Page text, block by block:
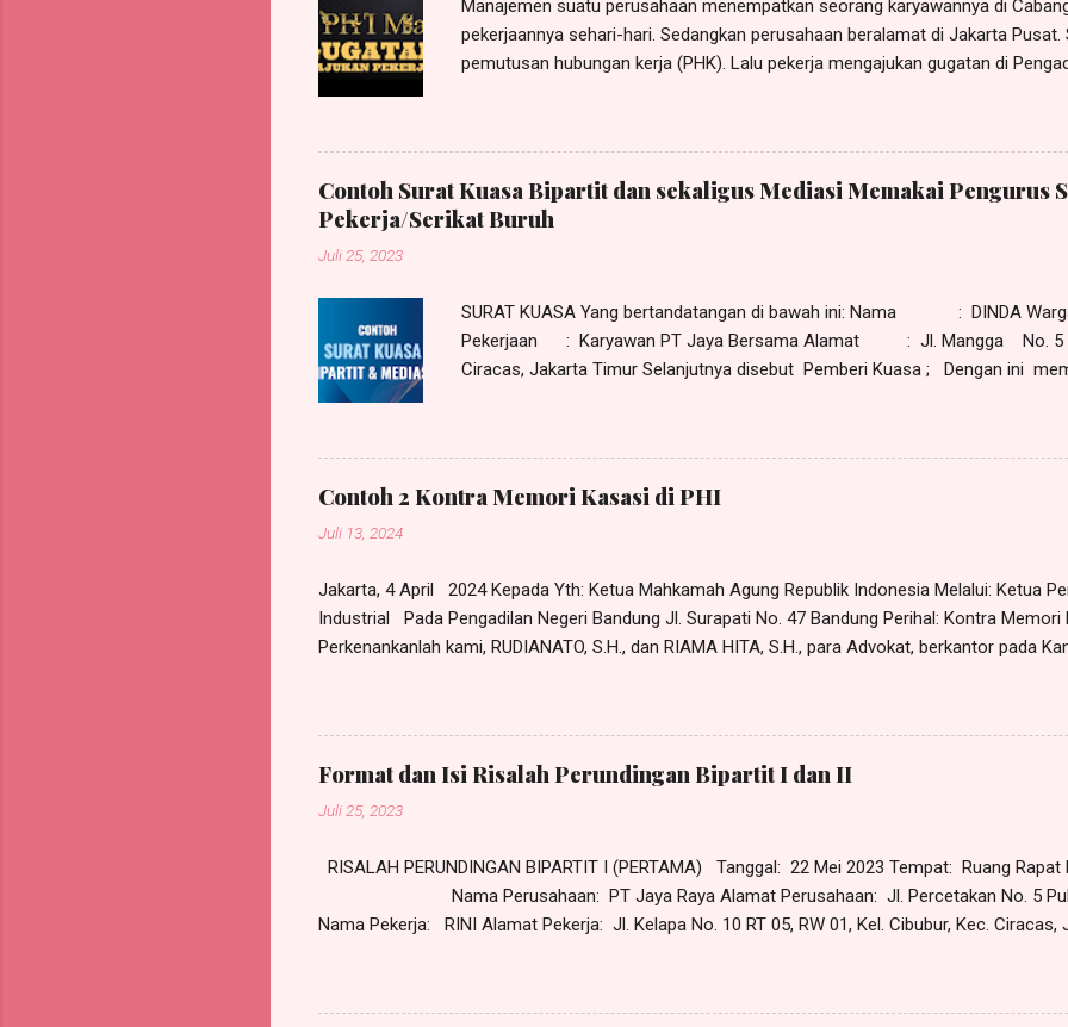
Manajemen suatu perusahaan menempatkan seorang karyawannya di
pekerjaannya sehari-hari. Sedangkan perusahaan beralamat di Jakarta
pemutusan hubungan kerja (PHK). Lalu pekerja mengajukan gugatan di
actor sequitor forum rei , yaitu gugatan diajukan kepada pengadilan di
Karenanya menurut tergugat PHI Denpasar tidak berwenang memeriksa,
perkara/gugatan yang diajukan si pekerja. Menurut tergugat yang berwenang
sesuai alamat hukum (domisili) perusahaan. Eksepsi tersebut dapat dilihat
Contoh Surat Kuasa Bipartit dan sekaligus Mediasi Memakai Pengurus
Pekerja/Serikat Buruh
Juli 25, 2023
SURAT KUASA Yang bertandatangan di bawah ini: Nama : DINDA
Pekerjaan : Karyawan PT Jaya Bersama Alamat : Jl. Mangga No. 5
Ciracas, Jakarta Timur Selanjutnya disebut Pemberi Kuasa ; Dengan ini
Pekerja PT Jaya Bersama; Masing-masing selaku pengurus Serikat Pekerja
di Jl. Percetakan No. 7 Pulogadung, Jakarta Timur , bertindak baik secara
sendiri , selanjutnya disebut sebagai Penerima Kuasa ; K H U S U S Untuk
Contoh 2 Kontra Memori Kasasi di PHI
Juli 13, 2024
Jakarta, 4 April 2024 Kepada Yth: Ketua Mahkamah Agung Republik Indonesia Melalui: Ketua
Industrial Pada Pengadilan Negeri Bandung Jl. Surapati No. 47 Bandung Perihal: Kontra
Perkenankanlah kami, RUDIANATO, S.H., dan RIAMA HITA, S.H., para Advokat, berkantor pada
Mamur Bersama, beralamat di Jl. ______ No. __ Desa ___, Kecamatan _________,
mengajukan Kontra Memori Kasasi terhadap Memori Kasasi atas permohonan kasasi yang
orang) sebagai Para Pemohon Kasasi terhadap Putusan Pengadilan Hubungan Industrial pada
Nomor __ /Pdt.Sus-PHI/20 24 /PN Bdg,...
Format dan Isi Risalah Perundingan Bipartit I dan II
Juli 25, 2023
RISALAH PERUNDINGAN BIPARTIT I (PERTAMA) Tanggal: 22 Mei 2023 Tempat: Ruang
Nama Perusahaan: PT Jaya Raya Alamat Perusahaan: Jl. Percetakan No. 5
Nama Pekerja: RINI Alamat Pekerja: Jl. Kelapa No. 10 RT 05, RW 01, Kel. Cibubur, Kec.
masuk kerja untuk tanggal 30 Maret 2023 kepada atasan langsung pekerja, yaitu Pak Gunawan,